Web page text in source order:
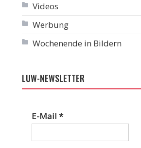
Videos
Werbung
Wochenende in Bildern
LUW-NEWSLETTER
E-Mail*